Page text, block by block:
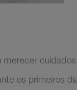
os primeiros